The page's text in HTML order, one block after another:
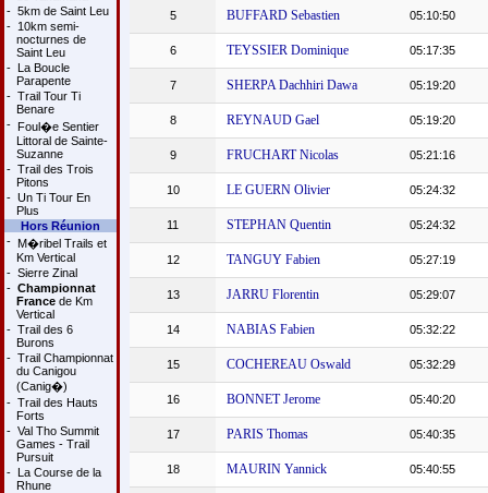
- 5km de Saint Leu
- 10km semi-
nocturnes de
Saint Leu
- La Boucle
Parapente
- Trail Tour Ti
Benare
- Foul�e Sentier
Littoral de Sainte-
Suzanne
- Trail des Trois
Pitons
- Un Ti Tour En
Plus
Hors Réunion
- M�ribel Trails et
Km Vertical
- Sierre Zinal
- Championnat
Francede Km
Vertical
- Trail des 6
Burons
- Trail Championnat
du Canigou
(Canig�)
- Trail des Hauts
Forts
- Val Tho Summit
Games - Trail
Pursuit
- La Course de la
Rhune
5 BUFFARD Sebastien 05:10:50
6 TEYSSIER Dominique 05:17:35
7 SHERPA Dachhiri Dawa 05:19:20
8 REYNAUD Gael 05:19:20
9 FRUCHART Nicolas 05:21:16
10 LE GUERN Olivier 05:24:32
11 STEPHAN Quentin 05:24:32
12 TANGUY Fabien 05:27:19
13 JARRU Florentin 05:29:07
14 NABIAS Fabien 05:32:22
15 COCHEREAU Oswald 05:32:29
16 BONNET Jerome 05:40:20
17 PARIS Thomas 05:40:35
18 MAURIN Yannick 05:40:55